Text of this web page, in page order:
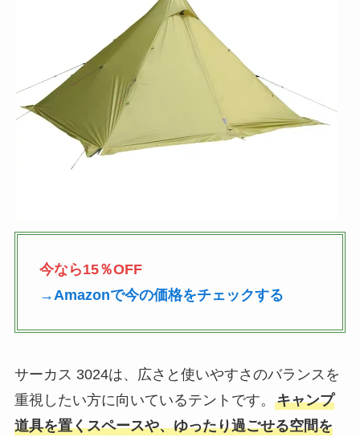
今なら15％OFF
→Amazonで今の価格をチェックする
サーカス 3024は、広さと使いやすさのバランスを
重視したい方に向いているテントです。 キャンプ
道具を置くスペースや、ゆったり過ごせる空間を